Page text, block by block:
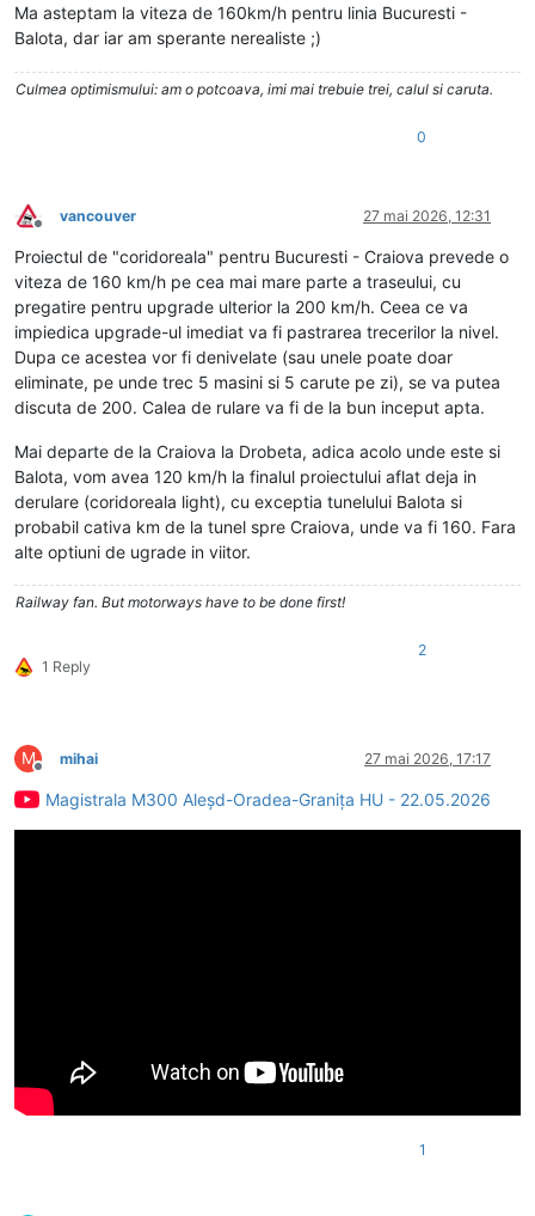
Ma asteptam la viteza de 160km/h pentru linia Bucuresti -
Balota, dar iar am sperante nerealiste ;)
Culmea optimismului: am o potcoava, imi mai trebuie trei, calul si caruta.
0
Deconectat
vancouver 27 mai 2026, 12:31
Proiectul de "coridoreala" pentru Bucuresti - Craiova prevede o
viteza de 160 km/h pe cea mai mare parte a traseului, cu
pregatire pentru upgrade ulterior la 200 km/h. Ceea ce va
impiedica upgrade-ul imediat va fi pastrarea trecerilor la nivel.
Dupa ce acestea vor fi denivelate (sau unele poate doar
eliminate, pe unde trec 5 masini si 5 carute pe zi), se va putea
discuta de 200. Calea de rulare va fi de la bun inceput apta.
Mai departe de la Craiova la Drobeta, adica acolo unde este si
Balota, vom avea 120 km/h la finalul proiectului aflat deja in
derulare (coridoreala light), cu exceptia tunelului Balota si
probabil cativa km de la tunel spre Craiova, unde va fi 160. Fara
alte optiuni de ugrade in viitor.
Railway fan. But motorways have to be done first!
1 Reply
2
M
Deconectat
mihai 27 mai 2026, 17:17
Magistrala M300 Aleșd-Oradea-Granița HU - 22.05.2026
1